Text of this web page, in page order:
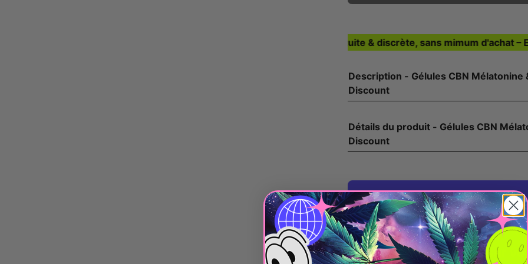
Livraison gratuite & discrète, sans mimum d'achat –
Description - Gélules CBN Mélatonine & Champignons Sommeil+ - Le CBD
Discount
Détails du produit - Gélules CBN Mélatonine & Champignons Sommeil+ - Le CBD
Discount
Vos
En achetant ce
0,26 € sur